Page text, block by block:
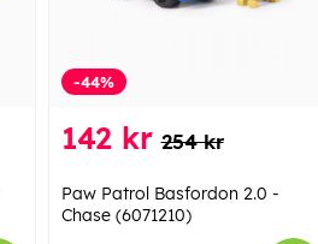
-44%
142 kr 254 kr
Paw Patrol Basfordon 2.0 -
Chase (6071210)